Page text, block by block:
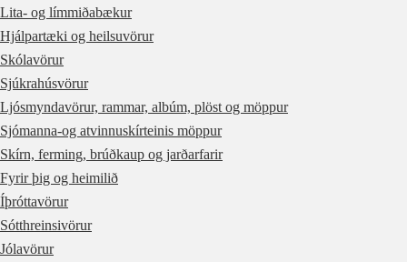
Lita- og límmiðabækur
Hjálpartæki og heilsuvörur
Skólavörur
Sjúkrahúsvörur
Ljósmyndavörur, rammar, albúm, plöst og möppur
Sjómanna-og atvinnuskírteinis möppur
Skírn, ferming, brúðkaup og jarðarfarir
Fyrir þig og heimilið
Íþróttavörur
Sótthreinsivörur
Jólavörur